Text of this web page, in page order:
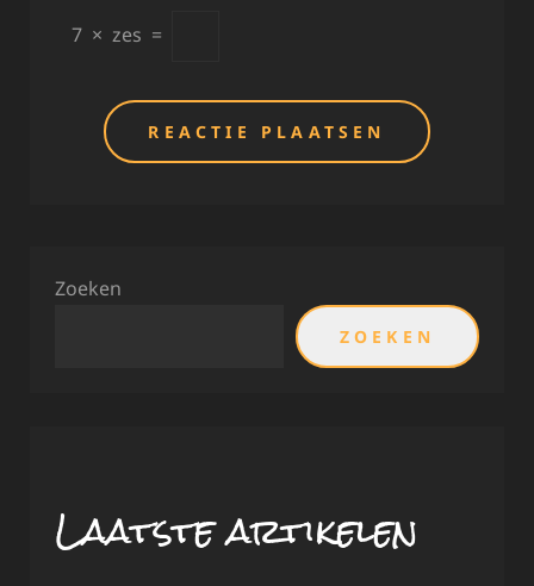
7 × zes =
Zoeken
ZOEKEN
Laatste artikelen